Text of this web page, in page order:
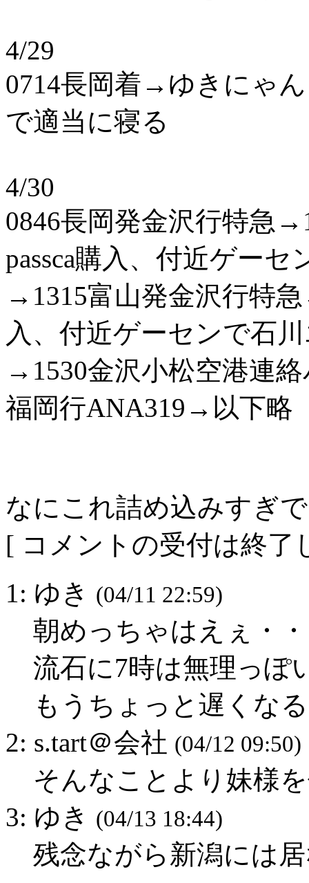
4/29
0714長岡着→ゆきにゃ
で適当に寝る
4/30
0846長岡発金沢行特急
passca購入、付近ゲー
→1315富山発金沢行特
入、付近ゲーセンで石
→1530金沢小松空港連
福岡行ANA319→以下略
なにこれ詰め込みすぎ
[ コメントの受付は終了
1: ゆき (04/11 22:59)
朝めっちゃはえぇ・
流石に7時は無理っぽ
もうちょっと遅くな
2: s.tart＠会社 (04/12 09:50)
そんなことより妹様
3: ゆき (04/13 18:44)
残念ながら新潟には